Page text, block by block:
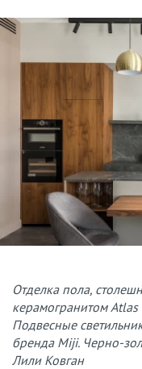
Отделка пола,
керамогранитом Atlas
Подвесные
бренда Miji. Черно-
Лили Ковган